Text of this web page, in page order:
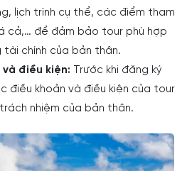
lịch trình cụ thể, các điểm tham
cả,… để đảm bảo tour phù hợp
tài chính của bản thân.
điều kiện: Trước khi đăng ký
điều khoản và điều kiện của tour
nhiệm của bản thân.